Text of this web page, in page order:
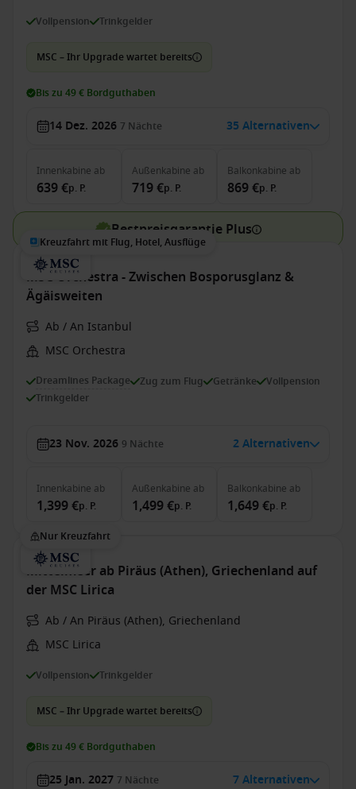
Vollpension Trinkgelder
MSC – Ihr Upgrade wartet bereits
Bis zu 49 € Bordguthaben
14 Dez. 2026 7 Nächte 35 Alternativen
Innenkabine ab
639 €p. P.
Außenkabine ab
719 €p. P.
Balkonkabine ab
869 €p. P.
Bestpreisgarantie Plus
Kreuzfahrt mit Flug, Hotel, Ausflüge
MSC Orchestra - Zwischen Bosporusglanz &
Ägäisweiten
Ab / An Istanbul
MSC Orchestra
Dreamlines Package Zug zum Flug Getränke
Vollpension
Trinkgelder
23 Nov. 2026 9 Nächte 2 Alternativen
Innenkabine ab
1,399 €p. P.
Außenkabine ab
1,499 €p. P.
Balkonkabine ab
1,649 €p. P.
Nur Kreuzfahrt
Mittelmeer ab Piräus (Athen), Griechenland auf
der MSC Lirica
Ab / An Piräus (Athen), Griechenland
MSC Lirica
Vollpension Trinkgelder
MSC – Ihr Upgrade wartet bereits
Bis zu 49 € Bordguthaben
25 Jan. 2027 7 Nächte 7 Alternativen